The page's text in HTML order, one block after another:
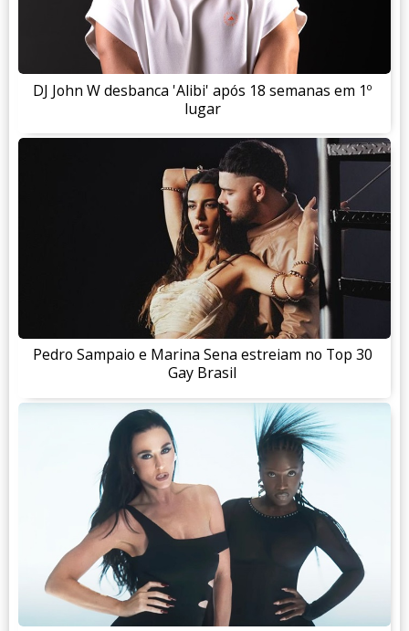
DJ John W desbanca 'Alibi' após 18 semanas em 1º
lugar
Pedro Sampaio e Marina Sena estreiam no Top 30
Gay Brasil